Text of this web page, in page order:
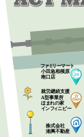
就労継続支援
A型事業所
ほまれの家
インフィニ ピー
株式会社
湘興不動産
ファミリーマート
小田急相模原
南口店